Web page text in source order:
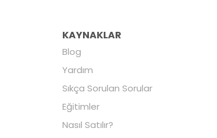
KAYNAKLAR
Blog
Yardım
Sıkça Sorulan Sorular
Eğitimler
Nasıl Satılır?